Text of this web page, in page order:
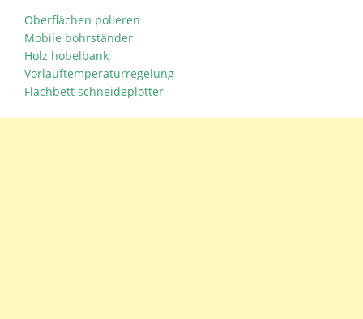
Oberflächen polieren
Mobile bohrständer
Holz hobelbank
Vorlauftemperaturregelung
Flachbett schneideplotter